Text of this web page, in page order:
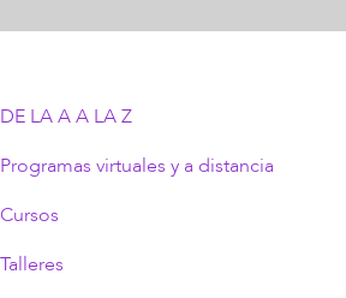
DE LA A A LA Z
Programas virtuales y a distancia
Cursos
Talleres